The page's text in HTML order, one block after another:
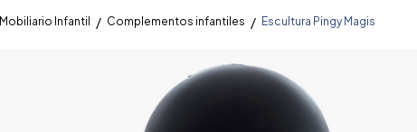
Mobiliario Infantil Complementos infantiles Escultura Pingy Magis